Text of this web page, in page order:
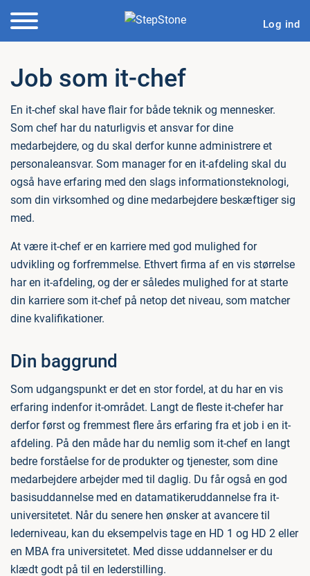
Log ind
Job som it-chef
En it-chef skal have flair for både teknik og mennesker.
Som chef har du naturligvis et ansvar for dine
medarbejdere, og du skal derfor kunne administrere et
personaleansvar. Som manager for en it-afdeling skal du
også have erfaring med den slags informationsteknologi,
som din virksomhed og dine medarbejdere beskæftiger sig
med.
At være it-chef er en karriere med god mulighed for
udvikling og forfremmelse. Ethvert firma af en vis størrelse
har en it-afdeling, og der er således mulighed for at starte
din karriere som it-chef på netop det niveau, som matcher
dine kvalifikationer.
Din baggrund
Som udgangspunkt er det en stor fordel, at du har en vis
erfaring indenfor it-området. Langt de fleste it-chefer har
derfor først og fremmest flere års erfaring fra et job i en it-
afdeling. På den måde har du nemlig som it-chef en langt
bedre forståelse for de produkter og tjenester, som dine
medarbejdere arbejder med til daglig. Du får også en god
basisuddannelse med en datamatikeruddannelse fra it-
universitetet. Når du senere hen ønsker at avancere til
lederniveau, kan du eksempelvis tage en HD 1 og HD 2 eller
en MBA fra universitetet. Med disse uddannelser er du
klædt godt på til en lederstilling.